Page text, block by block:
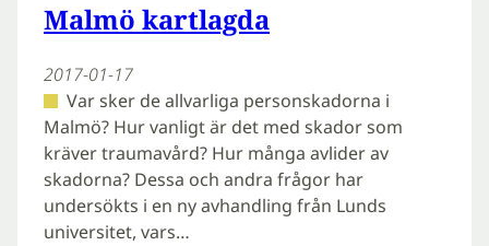
Malmö kartlagda
2017-01-17
Var sker de allvarliga personskadorna i
Malmö? Hur vanligt är det med skador som
kräver traumavård? Hur många avlider av
skadorna? Dessa och andra frågor har
undersökts i en ny avhandling från Lunds
universitet, vars…